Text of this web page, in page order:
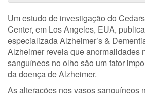
Um estudo de investigação do
Center, em Los Angeles, EUA,
especializada Alzheimer’s &
Alzheimer revela que anormalidades
sanguíneos no olho são um fator
da doença de Alzheimer.
As alterações nos vasos sanguíneos